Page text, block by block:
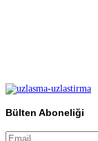
Bülten Aboneliği